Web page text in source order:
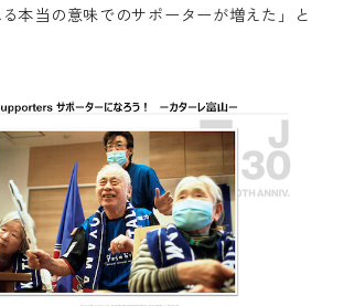
本当の意味でのサポーターが増えた」と